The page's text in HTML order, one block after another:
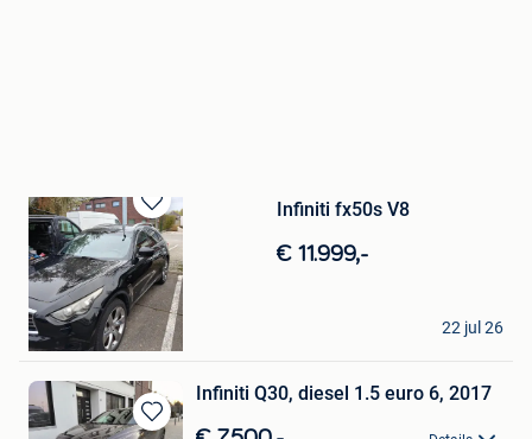
Bewaren
in
Mijn
Favorieten
Infiniti fx50s V8
€ 11.999,-
Km
Lebbeke
22 jul 26
Bewaren
Infiniti Q30, diesel 1.5 euro 6, 2017